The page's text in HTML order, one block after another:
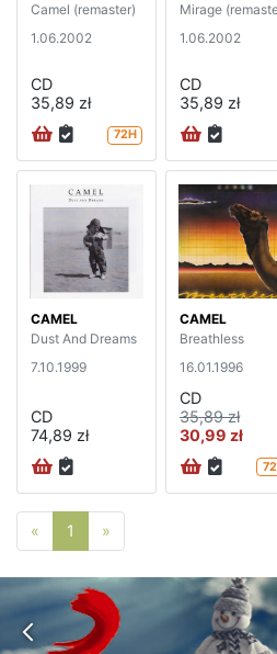
Camel (remaster)
1.06.2002
CD
35,89 zł
72H
Mirage
1.06.2002
CD
35,89 zł
CAMEL
Dust And Dreams
7.10.1999
CD
74,89 zł
CAMEL
Breathless
16.01.1996
CD
35,89 zł
30,99 zł
« Poprzednia strona
1 »